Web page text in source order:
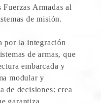
Fuerzas Armadas al
de misión.
por la integración
de armas, que
embarcada y
modular y
de decisiones: crea
garantiza